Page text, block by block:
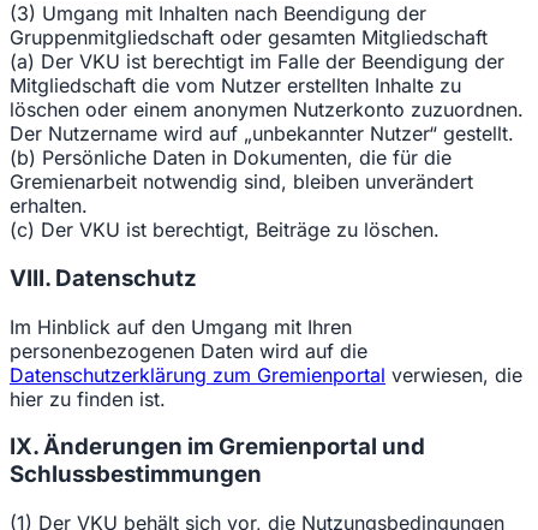
(3) Umgang mit Inhalten nach Beendigung der
Gruppenmitgliedschaft oder gesamten Mitgliedschaft
(a) Der VKU ist berechtigt im Falle der Beendigung der
Mitgliedschaft die vom Nutzer erstellten Inhalte zu
löschen oder einem anonymen Nutzerkonto zuzuordnen.
Der Nutzername wird auf „unbekannter Nutzer“ gestellt.
(b) Persönliche Daten in Dokumenten, die für die
Gremienarbeit notwendig sind, bleiben unverändert
erhalten.
(c) Der VKU ist berechtigt, Beiträge zu löschen.
VIII. Datenschutz
Im Hinblick auf den Umgang mit Ihren
personenbezogenen Daten wird auf die
Datenschutzerklärung zum Gremienportal verwiesen, die
hier zu finden ist.
IX. Änderungen im Gremienportal und
Schlussbestimmungen
(1) Der VKU behält sich vor, die Nutzungsbedingungen